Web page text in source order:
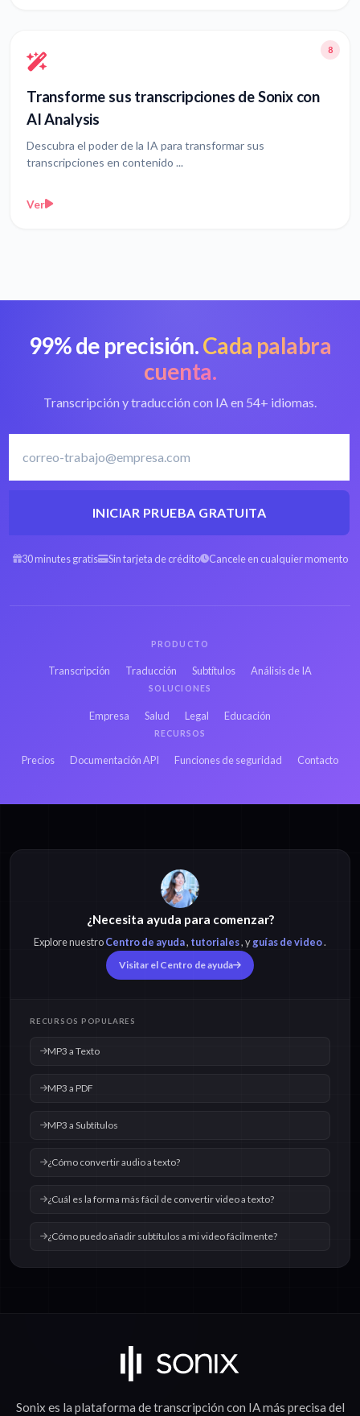
8
Transforme sus transcripciones de Sonix con
AI Analysis
Descubra el poder de la IA para transformar sus
transcripciones en contenido ...
Ver
99% de precisión.Cada palabra
cuenta.
Transcripción y traducción con IA en 54+ idiomas.
INICIAR PRUEBA GRATUITA
30 minutes gratis Sin tarjeta de crédito Cancele en cualquier momento
PRODUCTO
Transcripción Traducción Subtítulos Análisis de IA
SOLUCIONES
Empresa Salud Legal Educación
RECURSOS
Precios Documentación API Funciones de seguridad Contacto
¿Necesita ayuda para comenzar?
Explore nuestroCentro de ayuda, tutoriales, yguías de video.
Visitar el Centro de ayuda
RECURSOS POPULARES
MP3 a Texto
MP3 a PDF
MP3 a Subtítulos
¿Cómo convertir audio a texto?
¿Cuál es la forma más fácil de convertir video a texto?
¿Cómo puedo añadir subtítulos a mi video fácilmente?
Sonix es la plataforma detranscripción con IAmás precisa del